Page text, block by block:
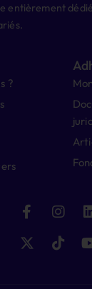
entièrement
?